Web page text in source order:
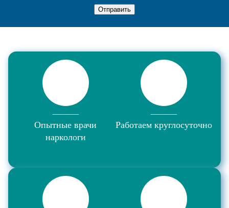
Отправить
Опытные врачи
наркологи
Работаем круглосуточно